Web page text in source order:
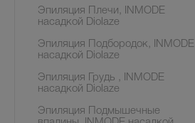
Эпиляция Плечи, INMODE
насадкой Diolaze
Эпиляция Подбородок, INMODE
насадкой Diolaze
Эпиляция Грудь , INMODE
насадкой Diolaze
Эпиляция Подмышечные